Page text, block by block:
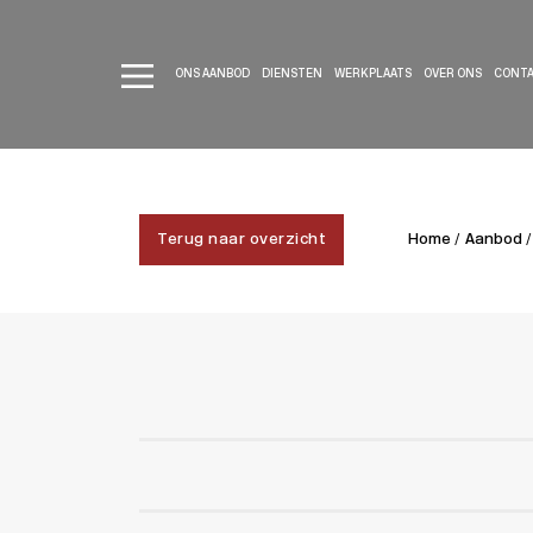
ONS AANBOD DIENSTEN WERKPLAATS OVER ONS
Terug naar overzicht Home / Aanbod /